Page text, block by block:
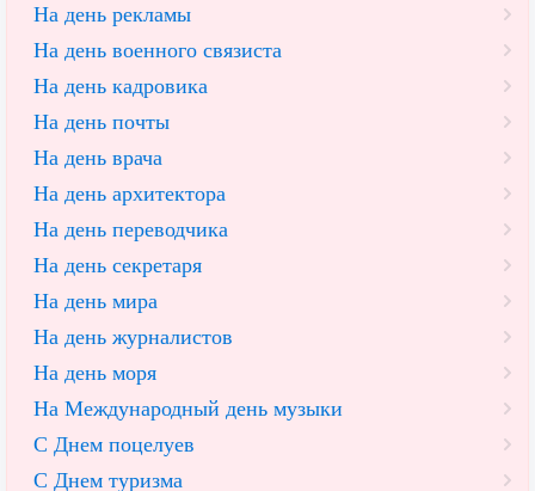
На день рекламы
На день военного связиста
На день кадровика
На день почты
На день врача
На день архитектора
На день переводчика
На день секретаря
На день мира
На день журналистов
На день моря
На Международный день музыки
С Днем поцелуев
С Днем туризма